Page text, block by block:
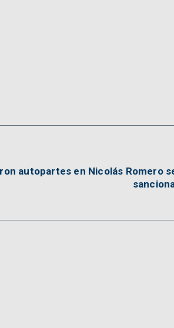
autopartes en Nicolás Romero